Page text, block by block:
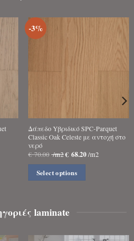
-3%
Δάπεδο Yβριδικό SPC-Parquet
Classic Oak Celeste με αντοχή στο
νερό
€70.00 /m2€68.20/m2
Select options
laminate